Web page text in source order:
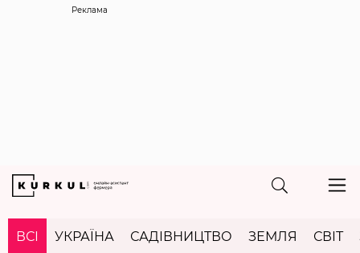
Реклама
ВСІ УКРАЇНА САДІВНИЦТВО ЗЕМЛЯ СВІТ